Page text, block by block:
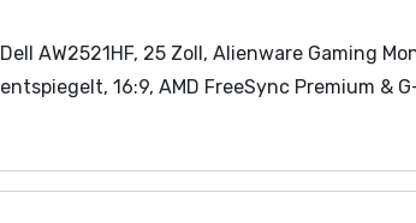
Dell AW2521HF, 25 Zoll, Alienware Gaming
entspiegelt, 16:9, AMD FreeSync Premium &